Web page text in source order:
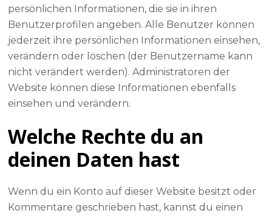
persönlichen Informationen, die sie in ihren
Benutzerprofilen angeben. Alle Benutzer können
jederzeit ihre persönlichen Informationen einsehen,
verändern oder löschen (der Benutzername kann
nicht verändert werden). Administratoren der
Website können diese Informationen ebenfalls
einsehen und verändern.
Welche Rechte du an
deinen Daten hast
Wenn du ein Konto auf dieser Website besitzt oder
Kommentare geschrieben hast, kannst du einen